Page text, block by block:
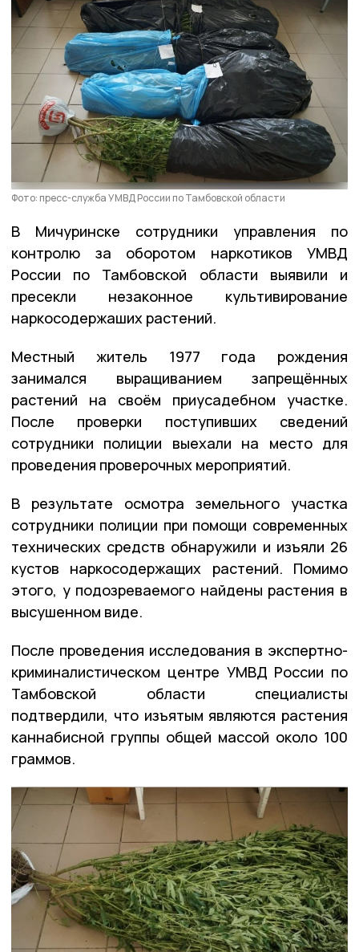
Фото: пресс-служба УМВД России по Тамбовской области
В Мичуринске сотрудники управления по
контролю за оборотом наркотиков УМВД
России по Тамбовской области выявили и
пресекли незаконное культивирование
наркосодержаших растений.
Местный житель 1977 года рождения
занимался выращиванием запрещённых
растений на своём приусадебном участке.
После проверки поступивших сведений
сотрудники полиции выехали на место для
проведения проверочных мероприятий.
В результате осмотра земельного участка
сотрудники полиции при помощи современных
технических средств обнаружили и изъяли 26
кустов наркосодержащих растений. Помимо
этого, у подозреваемого найдены растения в
высушенном виде.
После проведения исследования в экспертно-
криминалистическом центре УМВД России по
Тамбовской области специалисты
подтвердили, что изъятым являются растения
каннабисной группы общей массой около 100
граммов.